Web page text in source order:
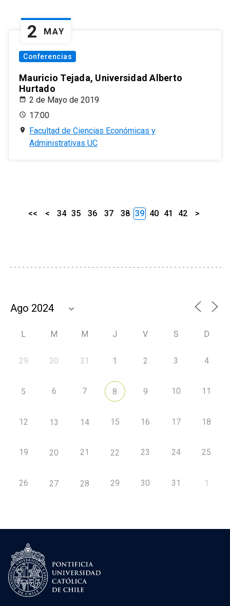
2 MAY
Conferencias
Mauricio Tejada, Universidad Alberto
Hurtado
2 de Mayo de 2019
17:00
Facultad de Ciencias Económicas y
Administrativas UC
<< < 34 35 36 37 38 39 40 41 42 >
L M M J V S D
29 30 31 1 2 3 4
5 6 7 8 9 10 11
12 13 14 15 16 17 18
19 20 21 22 23 24 25
26 27 28 29 30 31 1